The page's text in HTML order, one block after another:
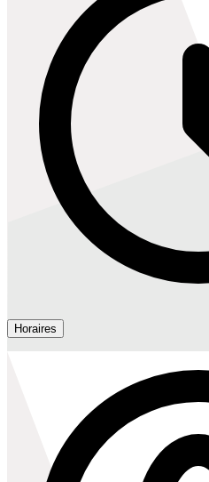
Horaires